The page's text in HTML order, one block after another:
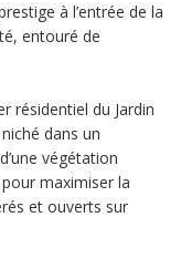
à l’entrée de la
entouré de
résidentiel du Jardin
dans un
végétation
maximiser la
et ouverts sur